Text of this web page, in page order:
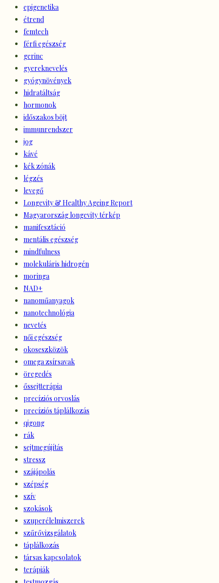
epigenetika
étrend
femtech
férfi egészség
gerinc
gyereknevelés
gyógynövények
hidratáltság
hormonok
időszakos böjt
immunrendszer
jog
kávé
kék zónák
légzés
levegő
Longevity & Healthy Ageing Report
Magyarország longevity térkép
manifesztáció
mentális egészség
mindfulness
molekuláris hidrogén
moringa
NAD+
nanoműanyagok
nanotechnológia
nevetés
női egészség
okoseszközök
omega zsírsavak
öregedés
őssejtterápia
precíziós orvoslás
precíziós táplálkozás
qigong
rák
sejtmegújítás
stressz
szájápolás
szépség
szív
szokások
szuperélelmiszerek
szűrővizsgálatok
táplálkozás
társas kapcsolatok
terápiák